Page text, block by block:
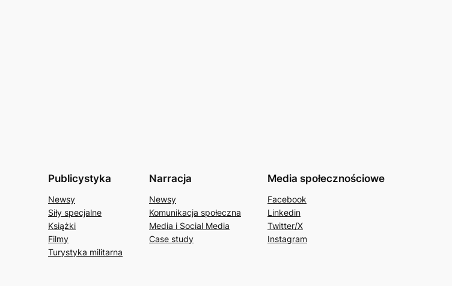
Publicystyka
Newsy
Siły specjalne
Książki
Filmy
Turystyka militarna
Narracja
Newsy
Komunikacja społeczna
Media i Social Media
Case study
Media społecznościowe
Facebook
Linkedin
Twitter/X
Instagram